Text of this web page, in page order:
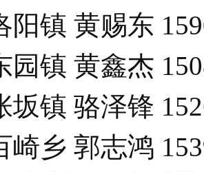
阳镇 黄赐东
园镇 黄鑫杰
坂镇 骆泽锋
崎乡 郭志鸿